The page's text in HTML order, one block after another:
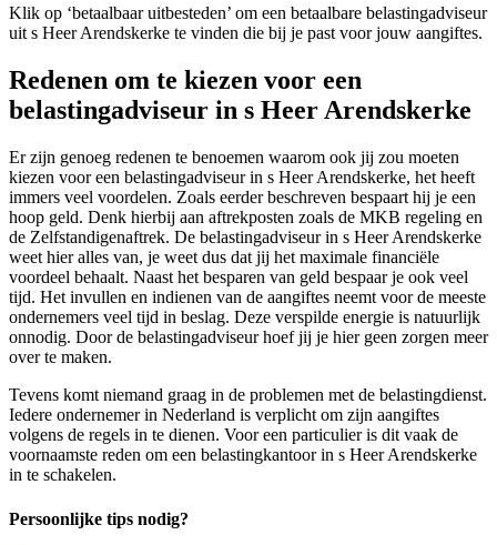
Klik op ‘betaalbaar uitbesteden’ om een betaalbare belastingadviseur
uit s Heer Arendskerke te vinden die bij je past voor jouw aangiftes.
Redenen om te kiezen voor een
belastingadviseur in s Heer Arendskerke
Er zijn genoeg redenen te benoemen waarom ook jij zou moeten
kiezen voor een belastingadviseur in s Heer Arendskerke, het heeft
immers veel voordelen. Zoals eerder beschreven bespaart hij je een
hoop geld. Denk hierbij aan aftrekposten zoals de MKB regeling en
de Zelfstandigenaftrek. De belastingadviseur in s Heer Arendskerke
weet hier alles van, je weet dus dat jij het maximale financiële
voordeel behaalt. Naast het besparen van geld bespaar je ook veel
tijd. Het invullen en indienen van de aangiftes neemt voor de meeste
ondernemers veel tijd in beslag. Deze verspilde energie is natuurlijk
onnodig. Door de belastingadviseur hoef jij je hier geen zorgen meer
over te maken.
Tevens komt niemand graag in de problemen met de belastingdienst.
Iedere ondernemer in Nederland is verplicht om zijn aangiftes
volgens de regels in te dienen. Voor een particulier is dit vaak de
voornaamste reden om een belastingkantoor in s Heer Arendskerke
in te schakelen.
Persoonlijke tips nodig?